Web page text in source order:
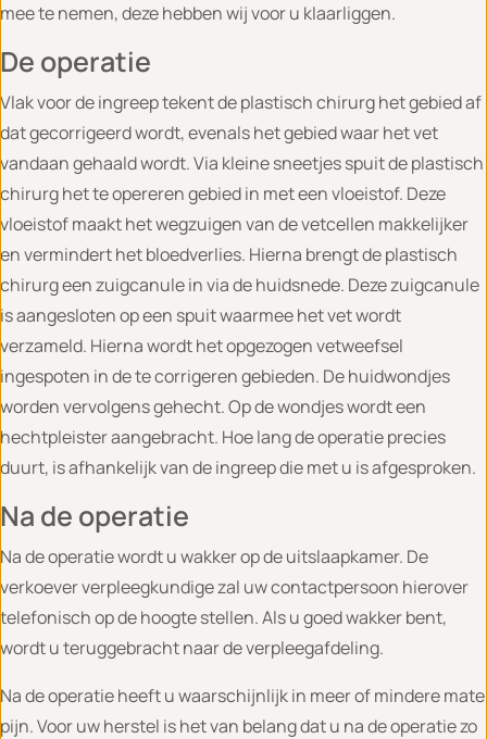
mee te nemen, deze hebben wij voor u klaarliggen.
De operatie
Vlak voor de ingreep tekent de plastisch chirurg het gebied af
dat gecorrigeerd wordt, evenals het gebied waar het vet
vandaan gehaald wordt. Via kleine sneetjes spuit de plastisch
chirurg het te opereren gebied in met een vloeistof. Deze
vloeistof maakt het wegzuigen van de vetcellen makkelijker
en vermindert het bloedverlies. Hierna brengt de plastisch
chirurg een zuigcanule in via de huidsnede. Deze zuigcanule
is aangesloten op een spuit waarmee het vet wordt
verzameld. Hierna wordt het opgezogen vetweefsel
ingespoten in de te corrigeren gebieden. De huidwondjes
worden vervolgens gehecht. Op de wondjes wordt een
hechtpleister aangebracht. Hoe lang de operatie precies
duurt, is afhankelijk van de ingreep die met u is afgesproken.
Na de operatie
Na de operatie wordt u wakker op de uitslaapkamer. De
verkoever verpleegkundige zal uw contactpersoon hierover
telefonisch op de hoogte stellen. Als u goed wakker bent,
wordt u teruggebracht naar de verpleegafdeling.
Na de operatie heeft u waarschijnlijk in meer of mindere mate
pijn. Voor uw herstel is het van belang dat u na de operatie zo